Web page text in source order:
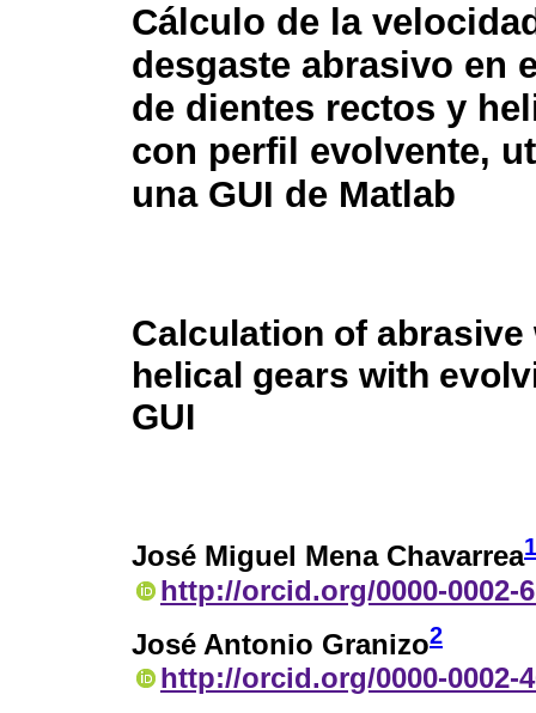
Cálculo de la
desgaste abrasivo en
de dientes rectos y
con perfil evolvente,
una GUI de Matlab
Calculation of
helical gears with
GUI
José Miguel Mena Chavarrea1
http://orcid.org/0000-0002-
José Antonio Granizo2
http://orcid.org/0000-0002-